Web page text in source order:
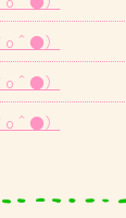
＾●）
＾●）
＾●）